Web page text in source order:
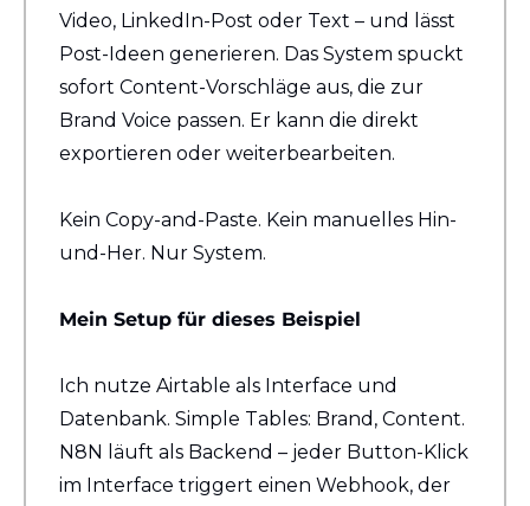
Video, LinkedIn-Post oder Text – und lässt
Post-Ideen generieren. Das System spuckt
sofort Content-Vorschläge aus, die zur
Brand Voice passen. Er kann die direkt
exportieren oder weiterbearbeiten.
Kein Copy-and-Paste. Kein manuelles Hin-
und-Her. Nur System.
Mein Setup für dieses Beispiel
Ich nutze Airtable als Interface und
Datenbank. Simple Tables: Brand, Content.
N8N läuft als Backend – jeder Button-Klick
im Interface triggert einen Webhook, der